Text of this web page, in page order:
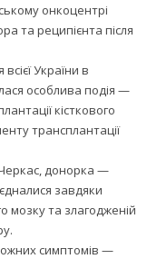
онкоцентрі
та реципієнта після
України в
особлива подія —
кісткового
трансплантації
донорка —
завдяки
мозку та злагодженій
симптомів —